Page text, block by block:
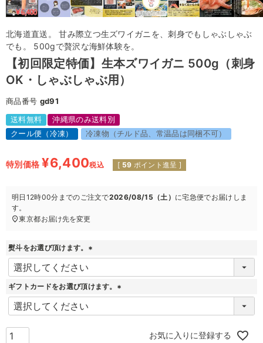
北海道直送。 甘み際立つ生ズワイガニを、刺身でもしゃぶしゃぶ
でも。 500gで贅沢な海鮮体験を。
【初回限定特価】生本ズワイガニ 500g（刺身
OK・しゃぶしゃぶ用）
商品番号 gd91
送料無料
沖縄県のみ送料別
クール便（冷凍）
冷凍物（チルド品、常温品は同梱不可）
特別価格 ¥6,400税込 [ 59 ポイント進呈 ]
明日 12時00分 までのご注文で2026/08/15（土） に宅急便でお届けしま
す。
東京都お届け先を変更
熨斗をお選び頂けます。
(
必
須
)
ギフトカードをお選び頂けます。
(
お気に入りに登録する